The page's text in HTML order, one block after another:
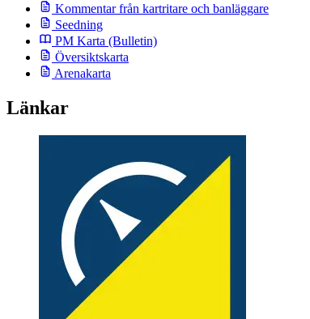
Kommentar från kartritare och banläggare
Seedning
PM Karta (Bulletin)
Översiktskarta
Arenakarta
Länkar